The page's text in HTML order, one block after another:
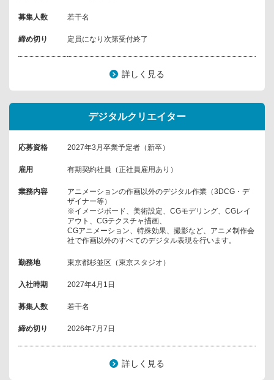
募集人数 若干名
締め切り 定員になり次第受付終了
詳しく見る
デジタルクリエイター
応募資格 2027年3月卒業予定者（新卒）
雇用 有期契約社員（正社員雇用あり）
業務内容
アニメーションの作画以外のデジタル作業（3DCG・デ
ザイナー等）
※イメージボード、美術設定、CGモデリング、CGレイ
アウト、CGテクスチャ描画、
CGアニメーション、特殊効果、撮影など、アニメ制作会
社で作画以外のすべてのデジタル表現を行います。
勤務地 東京都杉並区（東京スタジオ）
入社時期 2027年4月1日
募集人数 若干名
締め切り 2026年7月7日
詳しく見る